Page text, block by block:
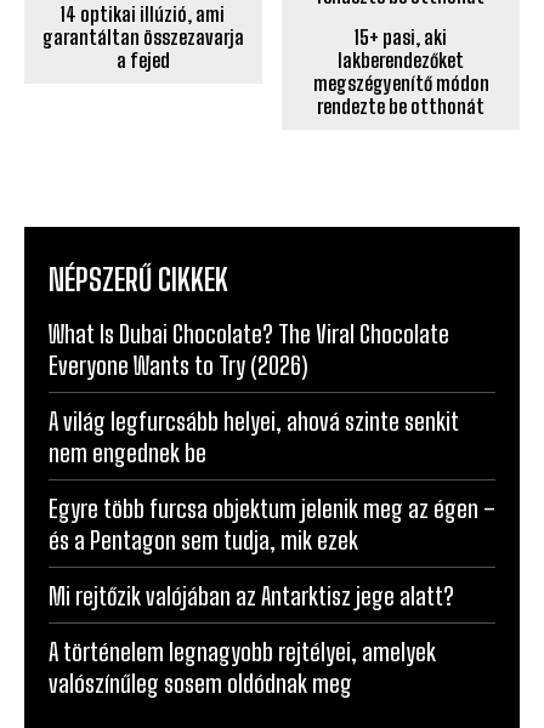
14 optikai illúzió, ami
garantáltan összezavarja
a fejed
15+ pasi, aki
lakberendezőket
megszégyenítő módon
rendezte be otthonát
NÉPSZERŰ CIKKEK
What Is Dubai Chocolate? The Viral Chocolate
Everyone Wants to Try (2026)
A világ legfurcsább helyei, ahová szinte senkit
nem engednek be
Egyre több furcsa objektum jelenik meg az égen –
és a Pentagon sem tudja, mik ezek
Mi rejtőzik valójában az Antarktisz jege alatt?
A történelem legnagyobb rejtélyei, amelyek
valószínűleg sosem oldódnak meg